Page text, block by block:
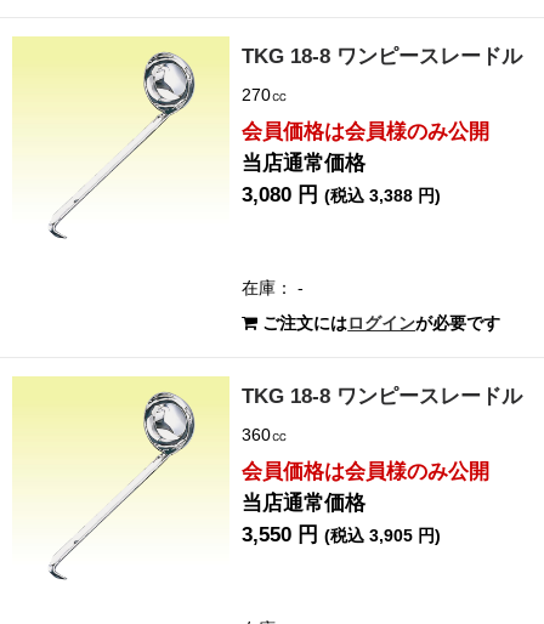
TKG 18-8 ワンピースレードル
270㏄
会員価格は会員様のみ公開
当店通常価格
3,080 円(税込 3,388 円)
在庫： -
ご注文にはログインが必要です
TKG 18-8 ワンピースレードル
360㏄
会員価格は会員様のみ公開
当店通常価格
3,550 円(税込 3,905 円)